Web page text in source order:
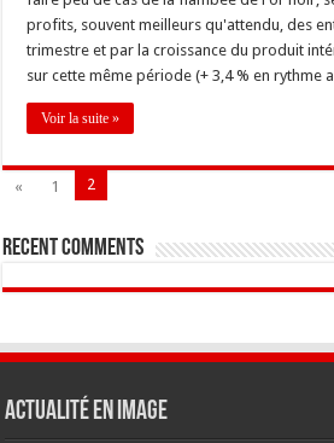
profits, souvent meilleurs qu'attendu, des
trimestre et par la croissance du produit
sur cette même période (+ 3,4 % en rythme
Voir la suite »
« 1 2
Recent Comments
Actualité en Image